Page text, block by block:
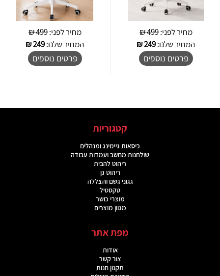
מחיר לפני:499 ₪
המחיר שלנו:249
₪
פרטים נוספים
מחיר לפני:499 ₪
המחיר שלנו:249
₪
פרטים נוספים
קטגוריות
כיסאות גיימינג ומנהלים
שולחנות מחשב ועמדות עבודה
ריהוט להבית
ריהוט גן
גגוני גשם והצללה
טקסטיל
מוצרי כושר
מגוון מוצרים
מפת אתר
אודות
צור קשר
תקנון חנות